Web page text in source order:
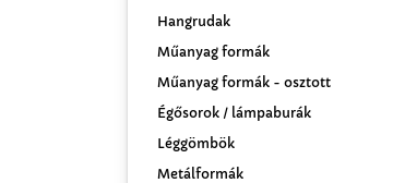
Hangrudak
Műanyag formák
Műanyag formák - osztott
Égősorok / lámpaburák
Léggömbök
Metálformák